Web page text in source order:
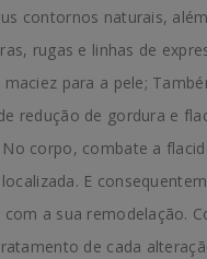
contornos naturais,
rugas e linhas de
para a pele;
redução de gordura e
corpo, combate a
E
a sua remodelação.
de cada